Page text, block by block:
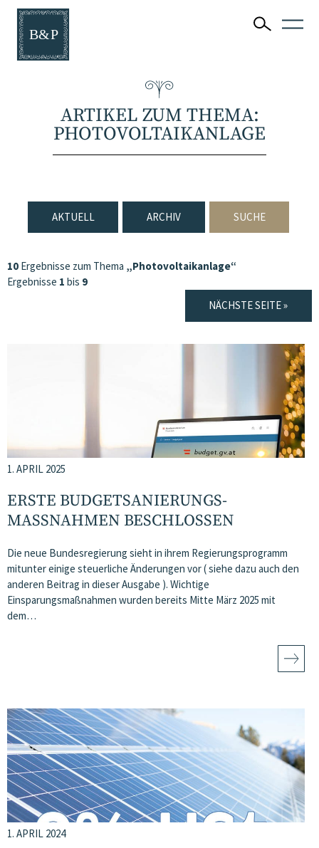
ARTIKEL ZUM THEMA:
PHOTOVOLTAIKANLAGE
AKTUELL ARCHIV SUCHE
10 Ergebnisse zum Thema „Photovoltaikanlage“
Ergebnisse 1 bis 9
NÄCHSTE SEITE »
1. APRIL 2025
ERSTE BUDGETSANIERUNGS­
MASSNAHMEN BESCHLOSSEN
Die neue Bundesregierung sieht in ihrem Regierungsprogramm
mitunter einige steuerliche Änderungen vor ( siehe dazu auch den
anderen Beitrag in dieser Ausgabe ). Wichtige
Einsparungsmaßnahmen wurden bereits Mitte März 2025 mit
dem…
1. APRIL 2024